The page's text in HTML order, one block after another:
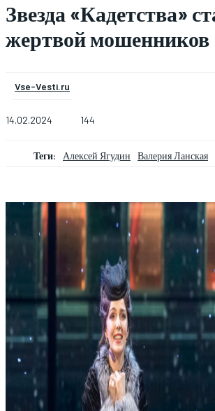
Звезда «Кадетства»
жертвой мошенников
Vse-Vesti.ru
14.02.2024 144
Теги: Алексей Ягудин Валерия Ланская